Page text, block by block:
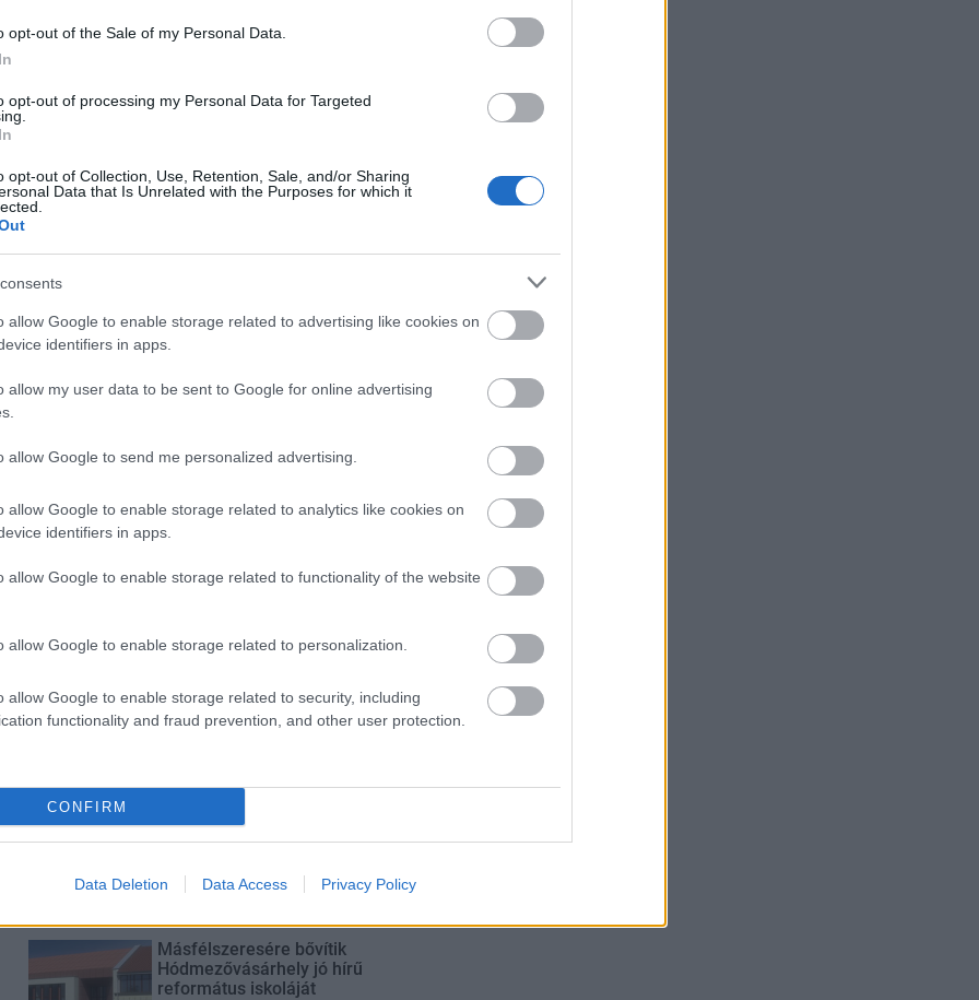
opt-out of the Sale of my Personal Data.
opt-out of processing my Personal Data for Targeted
opt-out of Collection, Use, Retention, Sale, and/or Sharing
Data that Is Unrelated with the Purposes for which it
allow Google to enable storage related to advertising like cookies on
identifiers in apps.
allow my user data to be sent to Google for online advertising
allow Google to send me personalized advertising.
allow Google to enable storage related to analytics like cookies on
identifiers in apps.
allow Google to enable storage related to functionality of the website
allow Google to enable storage related to personalization.
allow Google to enable storage related to security, including
functionality and fraud prevention, and other user protection.
CONFIRM
Data Deletion Data Access Privacy Policy
Tanoh Dez András (Falco-Vulcano
Plus Service-Honvéd), Váradi Benedek (Falco-
klasszisa
visszavonult Alba-klasszis, Vojvoda
legtöbb időt szeretném a kosárlabdapályán
A szívem még évekig vitt volna a
legmagasabb szinten is, de az eszemre
kell figyelnem a testemre.” – nyilatkozta
oszlopos tagja a magyar válogatottnak, 160
Európa-bajnokságon szerepelt.
mérkőzés
Történelmi táj, amelynek minden
M1 bővítés: már zajlik a teljesen új
Bicske Kelet csomópont építése
Új gyalogosátkelők és jelzőlámpás
csomópont épül Angyalföldön
Másfélszeresére bővítik
Hódmezővásárhely jó hírű
református iskoláját